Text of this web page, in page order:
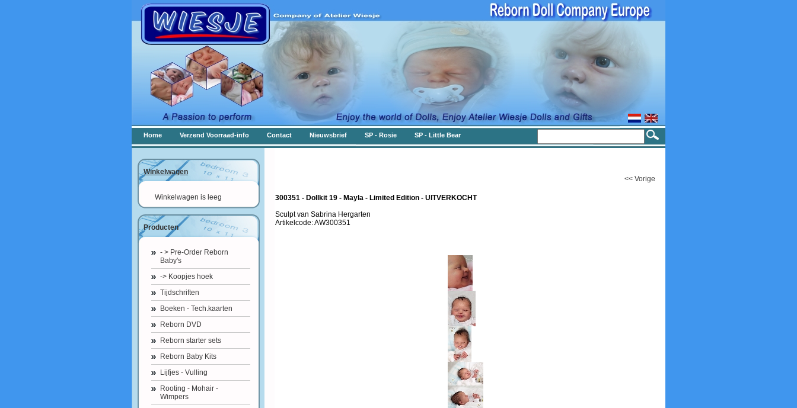
Home Verzend Voorraad-info Contact Nieuwsbrief SP - Rosie SP - Little Bear
Winkelwagen
Winkelwagen is leeg
Producten
- > Pre-Order Reborn
Baby's
-> Koopjes hoek
Tijdschriften
Boeken - Tech.kaarten
Reborn DVD
Reborn starter sets
Reborn Baby Kits
Lijfjes - Vulling
Rooting - Mohair -
Wimpers
<< Vorige
300351 - Dollkit 19 - Mayla - Limited Edition - UITVERKOCHT
Sculpt van Sabrina Hergarten
Artikelcode: AW300351